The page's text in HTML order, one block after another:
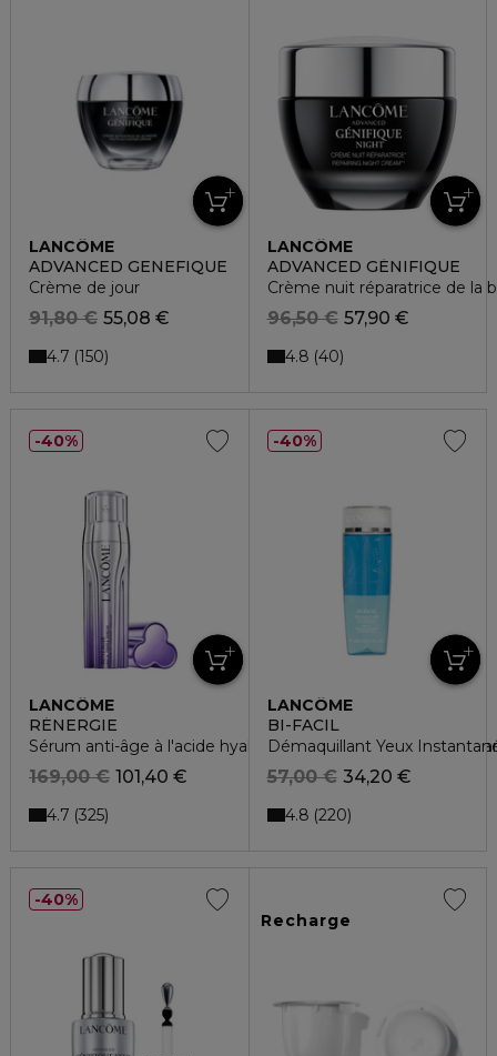
LANCÔME
ADVANCED GENEFIQUE
Crème de jour
55,08 €
91,80 €
4.7 150
LANCÔME
ADVANCED GÉNIFIQUE
Crème nuit réparatrice de la
57,90 €
96,50 €
4.8 40
LANCÔME
RÉNERGIE
Sérum anti-âge à l'acide hyaluronique, la vitamine c+
101,40 €
169,00 €
4.7 325
40%
LANCÔME
BI-FACIL
Démaquillant Yeux
34,20 €
57,00 €
4.8 220
40%
40%
Recharge